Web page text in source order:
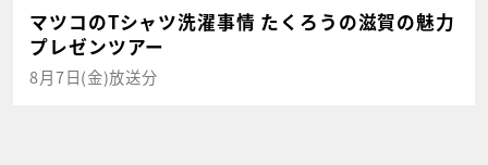
マツコのTシャツ洗濯事情 たくろうの滋賀の魅力
プレゼンツアー
8月7日(金)放送分